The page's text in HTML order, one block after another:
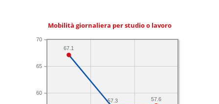
Mobilità giornaliera per studio o lavoro
60
65
70
57.6
57.3
67.1